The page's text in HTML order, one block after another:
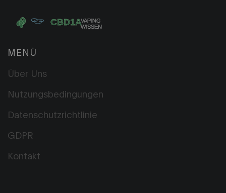
MENÜ
Über Uns
Nutzungsbedingungen
Datenschutzrichtlinie
GDPR
Kontakt